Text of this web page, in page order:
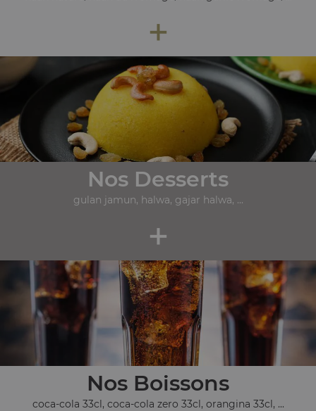
+
Nos Desserts
gulan jamun, halwa, gajar halwa, ...
+
Nos Boissons
coca-cola 33cl, coca-cola zero 33cl, orangina 33cl, ...